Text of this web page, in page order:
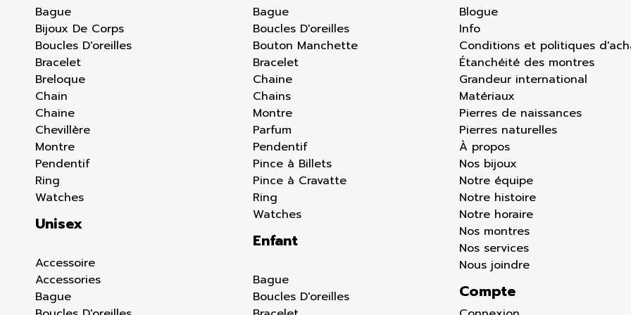
Bague
Bijoux De Corps
Boucles D'oreilles
Bracelet
Breloque
Chain
Chaine
Chevillère
Montre
Pendentif
Ring
Watches
Unisex
Accessoire
Accessories
Bague
Bague
Boucles D'oreilles
Bouton Manchette
Bracelet
Chaine
Chains
Montre
Parfum
Pendentif
Pince à Billets
Pince à Cravatte
Ring
Watches
Enfant
Bague
Boucles D'oreilles
Blogue
Info
Conditions et politiques
Étanchéité des montres
Grandeur international
Matériaux
Pierres de naissances
Pierres naturelles
À propos
Nos bijoux
Notre équipe
Notre histoire
Notre horaire
Nos montres
Nos services
Nous joindre
Compte